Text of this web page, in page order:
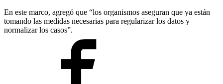
En este marco, agregó que “los organismos aseguran que ya están
tomando las medidas necesarias para regularizar los datos y
normalizar los casos”.